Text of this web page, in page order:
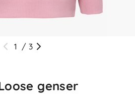
1 / 3
genser